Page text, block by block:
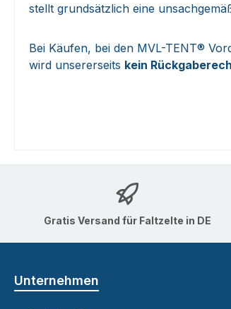
stellt grundsätzlich eine
Bei Käufen, bei den MVL-TENT®
wird unsererseits kein
Gratis Versand für Faltzelte in DE
Unternehmen